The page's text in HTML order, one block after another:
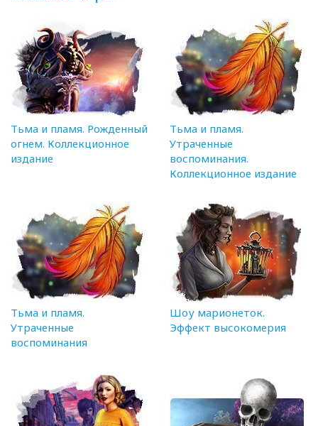
Тьма и пламя. Рожденный
огнем. Коллекционное
издание
Тьма и пламя.
Утраченные
воспоминания.
Коллекционное издание
Тьма и пламя.
Утраченные
воспоминания
Шоу марионеток.
Эффект высокомерия